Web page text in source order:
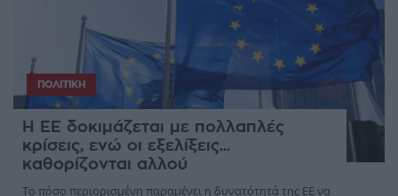
ΠΟΛΙΤΙΚΉ
Η ΕΕ δοκιμάζεται με πολλαπλές
κρίσεις, ενώ οι εξελίξεις...
καθορίζονται αλλού
Το πόσο περιορισμένη παραμένει η δυνατότητά της ΕΕ να